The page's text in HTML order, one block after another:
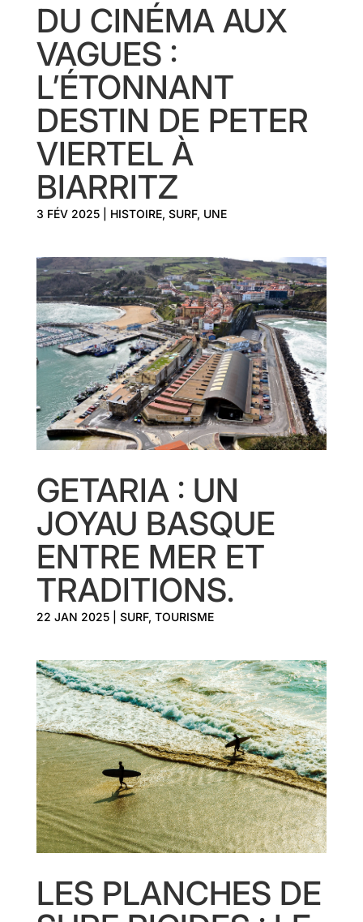
DU CINÉMA AUX
VAGUES :
L’ÉTONNANT
DESTIN DE PETER
VIERTEL À
BIARRITZ
3 FÉV 2025| HISTOIRE, SURF, UNE
GETARIA : UN
JOYAU BASQUE
ENTRE MER ET
TRADITIONS.
22 JAN 2025| SURF, TOURISME
LES PLANCHES DE